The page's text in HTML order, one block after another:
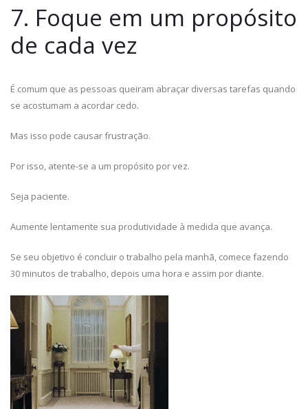
7. Foque em um propósito
de cada vez
É comum que as pessoas queiram abraçar diversas tarefas quando
se acostumam a acordar cedo.
Mas isso pode causar frustração.
Por isso, atente-se a um propósito por vez.
Seja paciente.
Aumente lentamente sua produtividade à medida que avança.
Se seu objetivo é concluir o trabalho pela manhã, comece fazendo
30 minutos de trabalho, depois uma hora e assim por diante.